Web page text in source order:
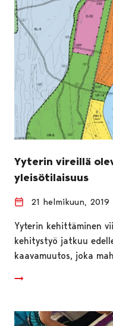
Yyterin vireillä
yleisötilaisuus
21 helmikuun, 2019
Yyterin kehittäminen
kehitystyö jatkuu
kaavamuutos, joka